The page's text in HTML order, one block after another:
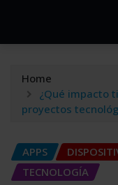
Home
¿Qué impacto
proyectos
APPS
TECNOLOGÍA